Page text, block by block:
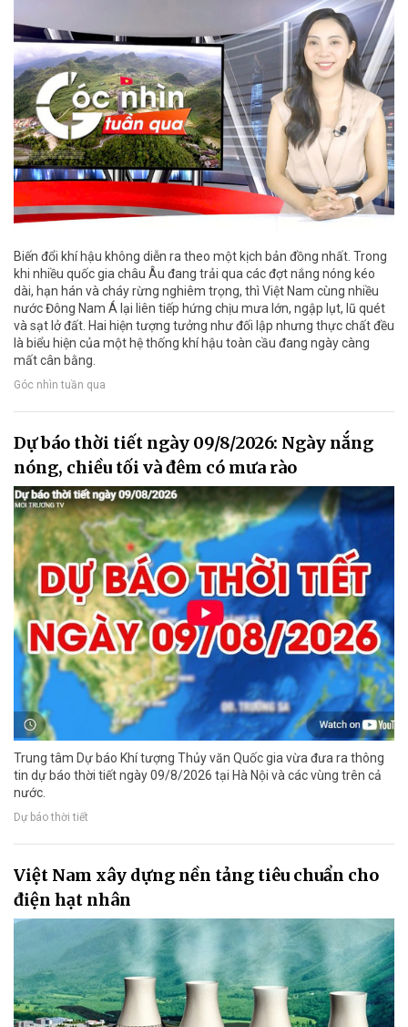
Biến đổi khí hậu không diễn ra theo một kịch bản đồng nhất. Trong
khi nhiều quốc gia châu Âu đang trải qua các đợt nắng nóng kéo
dài, hạn hán và cháy rừng nghiêm trọng, thì Việt Nam cùng nhiều
nước Đông Nam Á lại liên tiếp hứng chịu mưa lớn, ngập lụt, lũ quét
và sạt lở đất. Hai hiện tượng tưởng như đối lập nhưng thực chất đều
là biểu hiện của một hệ thống khí hậu toàn cầu đang ngày càng
mất cân bằng.
Góc nhìn tuần qua
Dự báo thời tiết ngày 09/8/2026: Ngày nắng
nóng, chiều tối và đêm có mưa rào
Trung tâm Dự báo Khí tượng Thủy văn Quốc gia vừa đưa ra thông
tin dự báo thời tiết ngày 09/8/2026 tại Hà Nội và các vùng trên cả
nước.
Dự báo thời tiết
Việt Nam xây dựng nền tảng tiêu chuẩn cho
điện hạt nhân